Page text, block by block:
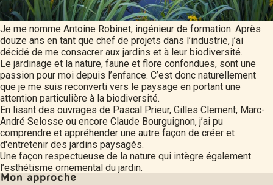
Je me nomme Antoine Robinet, ingénieur de formation. Après
douze ans en tant que chef de projets dans l’industrie, j’ai
décidé de me consacrer aux jardins et à leur biodiversité.
Le jardinage et la nature, faune et flore confondues, sont une
passion pour moi depuis l’enfance. C’est donc naturellement
que je me suis reconverti vers le paysage en portant une
attention particulière à la biodiversité.
En lisant des ouvrages de Pascal Prieur, Gilles Clement, Marc-
André Selosse ou encore Claude Bourguignon, j’ai pu
comprendre et appréhender une autre façon de créer et
d'entretenir des jardins paysagés.
Une façon respectueuse de la nature qui intègre également
l’esthétisme ornemental du jardin.
Mon approche